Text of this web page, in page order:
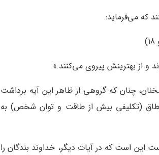
که می‌فرماید:
و از بهترینش پیروی می‌کنند.»
چنان که گروهی از ظاهر این آیه برداشت
(تکلیفی بیش از طاقت و توان شخص) به
این است که در آیات دیگر، خداوند بندگان را